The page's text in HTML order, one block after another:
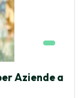
Aziende a